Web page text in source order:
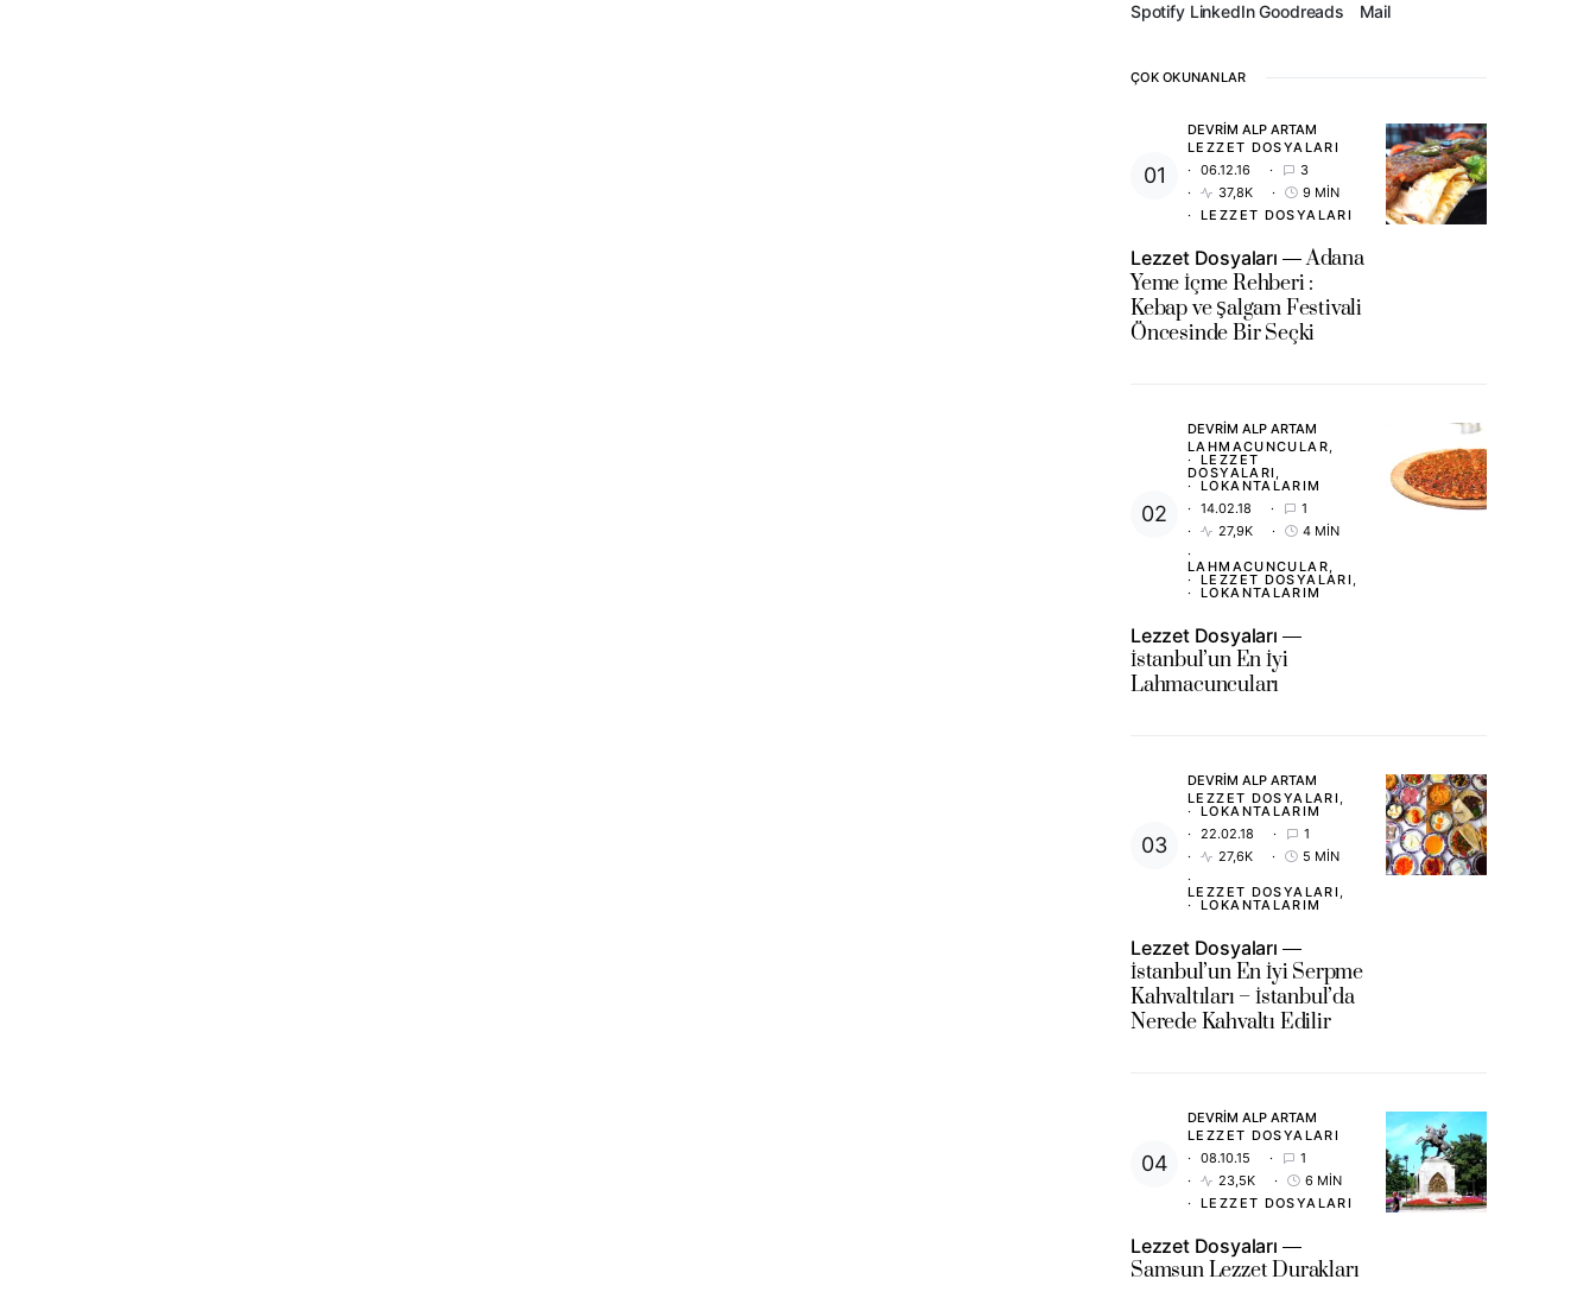
Spotify LinkedIn Goodreads Mail
ÇOK OKUNANLAR
DEVRIM ALP ARTAM
LEZZET DOSYALARI
06.12.16
3
37,8K
9 MIN
LEZZET DOSYALARI
Lezzet Dosyaları
Adana
Yeme İçme Rehberi :
Kebap ve Şalgam Festivali
Öncesinde Bir Seçki
DEVRIM ALP ARTAM
LAHMACUNCULAR
LEZZET
DOSYALARI
LOKANTALARIM
14.02.18
1
27,9K
4 MIN
LAHMACUNCULAR
LEZZET DOSYALARI
LOKANTALARIM
Lezzet Dosyaları
İstanbul’un En İyi
Lahmacuncuları
DEVRIM ALP ARTAM
LEZZET DOSYALARI
LOKANTALARIM
22.02.18
1
27,6K
5 MIN
LEZZET DOSYALARI
LOKANTALARIM
Lezzet Dosyaları
İstanbul’un En İyi Serpme
Kahvaltıları – İstanbul’da
Nerede Kahvaltı Edilir
DEVRIM ALP ARTAM
LEZZET DOSYALARI
08.10.15
1
23,5K
6 MIN
LEZZET DOSYALARI
Lezzet Dosyaları
Samsun Lezzet Durakları